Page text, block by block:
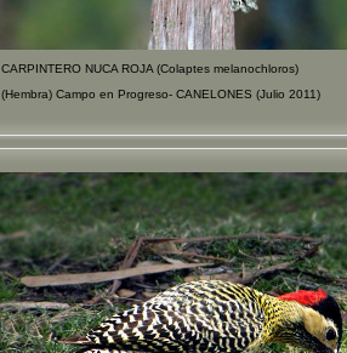
CARPINTERO NUCA ROJA (Colaptes melanochloros)
(Hembra) Campo en Progreso- CANELONES (Julio 2011)